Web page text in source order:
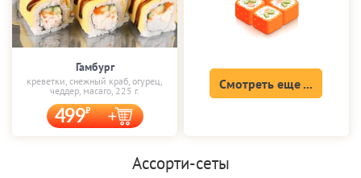
Гамбург
креветки, снежный краб, огурец,
чеддер, масаго, 225 г.
499
Смотреть еще ...
Ассорти-сеты